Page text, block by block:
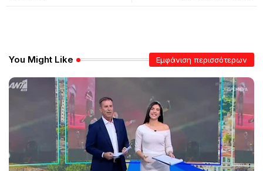
You Might Like Εμφάνιση περισσότερων